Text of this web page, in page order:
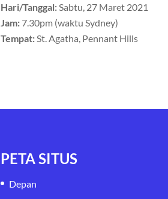
Hari/Tanggal:Sabtu, 27 Maret 2021
Jam: 7.30pm (waktu Sydney)
Tempat:St. Agatha, Pennant Hills
PETA SITUS
Depan